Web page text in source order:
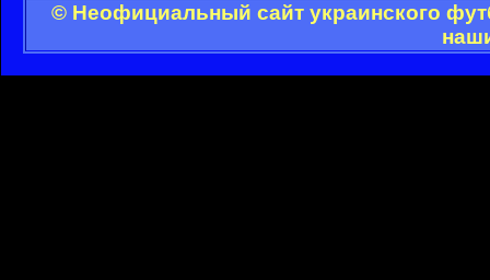
© Неофициальный сайт украинского